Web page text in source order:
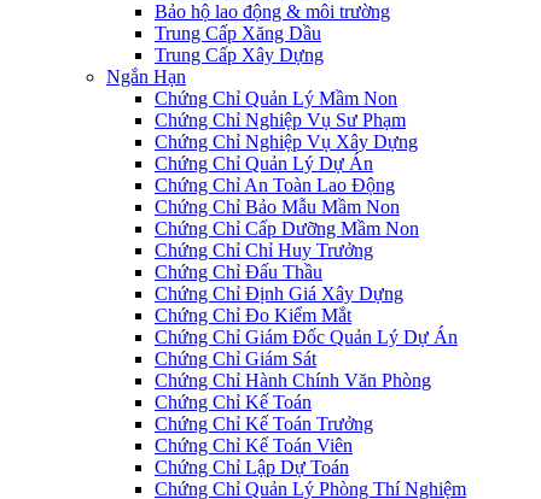
Bảo hộ lao động & môi trường
Trung Cấp Xăng Dầu
Trung Cấp Xây Dựng
Ngắn Hạn
Chứng Chỉ Quản Lý Mầm Non
Chứng Chỉ Nghiệp Vụ Sư Phạm
Chứng Chỉ Nghiệp Vụ Xây Dựng
Chứng Chỉ Quản Lý Dự Án
Chứng Chỉ An Toàn Lao Động
Chứng Chỉ Bảo Mẫu Mầm Non
Chứng Chỉ Cấp Dưỡng Mầm Non
Chứng Chỉ Chỉ Huy Trưởng
Chứng Chỉ Đấu Thầu
Chứng Chỉ Định Giá Xây Dựng
Chứng Chỉ Đo Kiểm Mắt
Chứng Chỉ Giám Đốc Quản Lý Dự Án
Chứng Chỉ Giám Sát
Chứng Chỉ Hành Chính Văn Phòng
Chứng Chỉ Kế Toán
Chứng Chỉ Kế Toán Trưởng
Chứng Chỉ Kế Toán Viên
Chứng Chỉ Lập Dự Toán
Chứng Chỉ Quản Lý Phòng Thí Nghiệm